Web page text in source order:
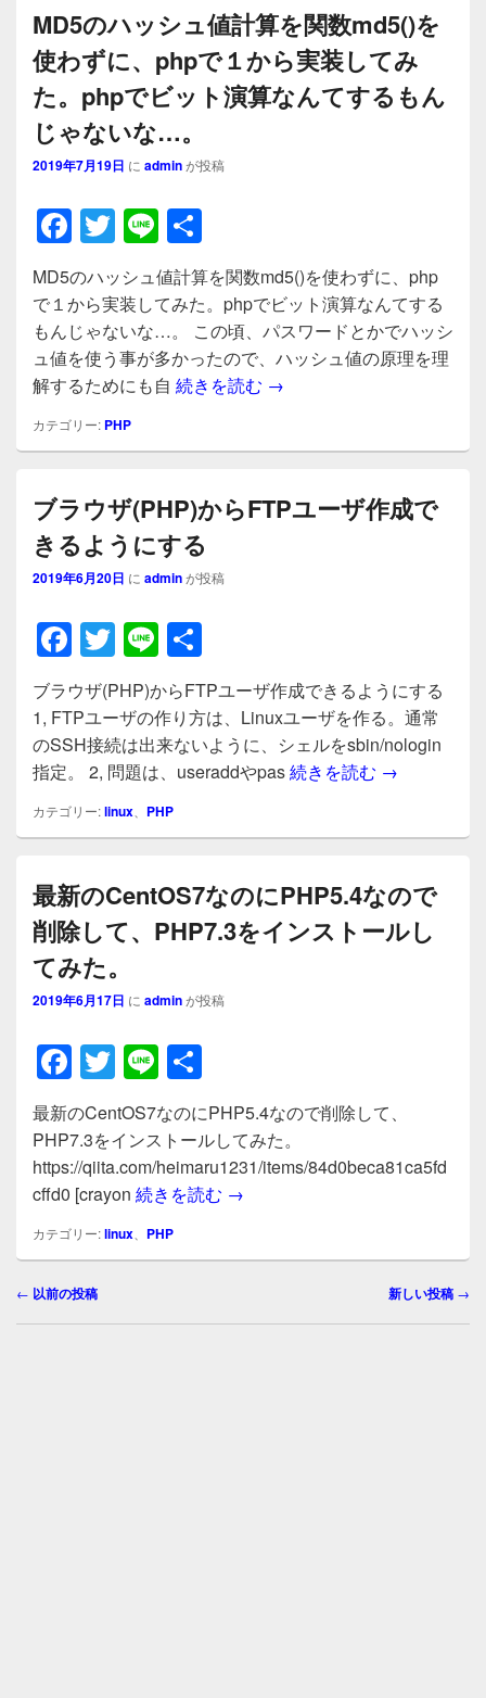
MD5のハッシュ値計算を関数md5()を
使わずに、phpで１から実装してみ
た。phpでビット演算なんてするもん
じゃないな…。
2019年7月19日 に adminが投稿
F
a
c
e
b
o
o
k
T
wi
tt
er
Li
n
e
有
MD5のハッシュ値計算を関数md5()を使わずに、php
で１から実装してみた。phpでビット演算なんてする
もんじゃないな…。 この頃、パスワードとかでハッシ
ュ値を使う事が多かったので、ハッシュ値の原理を理
解するためにも自 続きを読む MD5のハッシュ値計算を
→
カテゴリー: PHP
ブラウザ(PHP)からFTPユーザ作成で
きるようにする
2019年6月20日 に adminが投稿
F
a
c
e
b
o
o
k
T
wi
tt
er
Li
n
e
有
ブラウザ(PHP)からFTPユーザ作成できるようにする
1, FTPユーザの作り方は、Linuxユーザを作る。通常
のSSH接続は出来ないように、シェルをsbin/nologin
指定。 2, 問題は、useraddやpas続きを読む ブラウザ
→
カテゴリー:linux PHP
最新のCentOS7なのにPHP5.4なので
削除して、PHP7.3をインストールし
てみた。
2019年6月17日 に adminが投稿
F
a
c
e
b
o
o
k
T
wi
tt
er
Li
n
e
有
最新のCentOS7なのにPHP5.4なので削除して、
PHP7.3をインストールしてみた。
https://qiita.com/heimaru1231/items/84d0beca81ca5fd
cffd0 [crayon 続きを読む 最新のCentOS7なのにPHP5.4
→
カテゴリー:linux PHP
投← 以前の投稿 新しい投稿 →